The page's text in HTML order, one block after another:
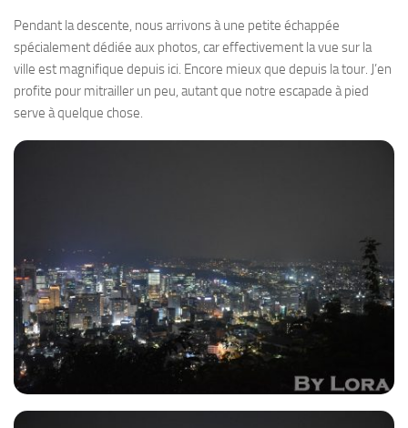
Pendant la descente, nous arrivons à une petite échappée
spécialement dédiée aux photos, car effectivement la vue sur la
ville est magnifique depuis ici. Encore mieux que depuis la tour. J’en
profite pour mitrailler un peu, autant que notre escapade à pied
serve à quelque chose.